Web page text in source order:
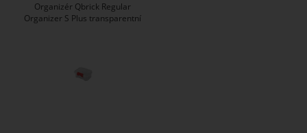
Organizér Qbrick Regular
Organizer S Plus transparentní